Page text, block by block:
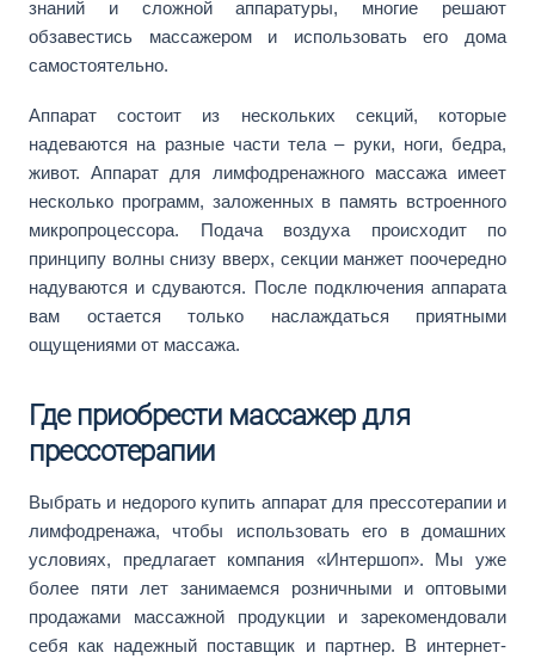
знаний и сложной аппаратуры, многие решают
обзавестись массажером и использовать его дома
самостоятельно.
Аппарат состоит из нескольких секций, которые
надеваются на разные части тела – руки, ноги, бедра,
живот. Аппарат для лимфодренажного массажа имеет
несколько программ, заложенных в память встроенного
микропроцессора. Подача воздуха происходит по
принципу волны снизу вверх, секции манжет поочередно
надуваются и сдуваются. После подключения аппарата
вам остается только наслаждаться приятными
ощущениями от массажа.
Где приобрести массажер для
прессотерапии
Выбрать и недорого купить аппарат для прессотерапии и
лимфодренажа, чтобы использовать его в домашних
условиях, предлагает компания «Интершоп». Мы уже
более пяти лет занимаемся розничными и оптовыми
продажами массажной продукции и зарекомендовали
себя как надежный поставщик и партнер. В интернет-